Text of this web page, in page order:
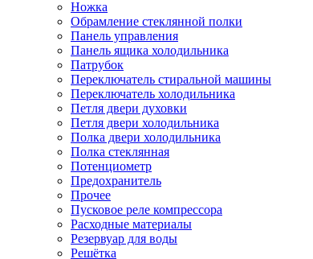
Ножка
Обрамление стеклянной полки
Панель управления
Панель ящика холодильника
Патрубок
Переключатель стиральной машины
Переключатель холодильника
Петля двери духовки
Петля двери холодильника
Полка двери холодильника
Полка стеклянная
Потенциометр
Предохранитель
Прочее
Пусковое реле компрессора
Расходные материалы
Резервуар для воды
Решётка